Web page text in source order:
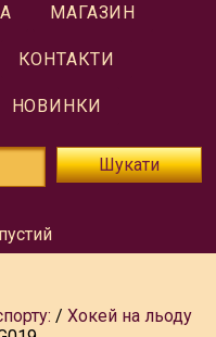
МАГАЗИН
КОНТАКТИ
НОВИНКИ
Шукати
Хокей на льоду